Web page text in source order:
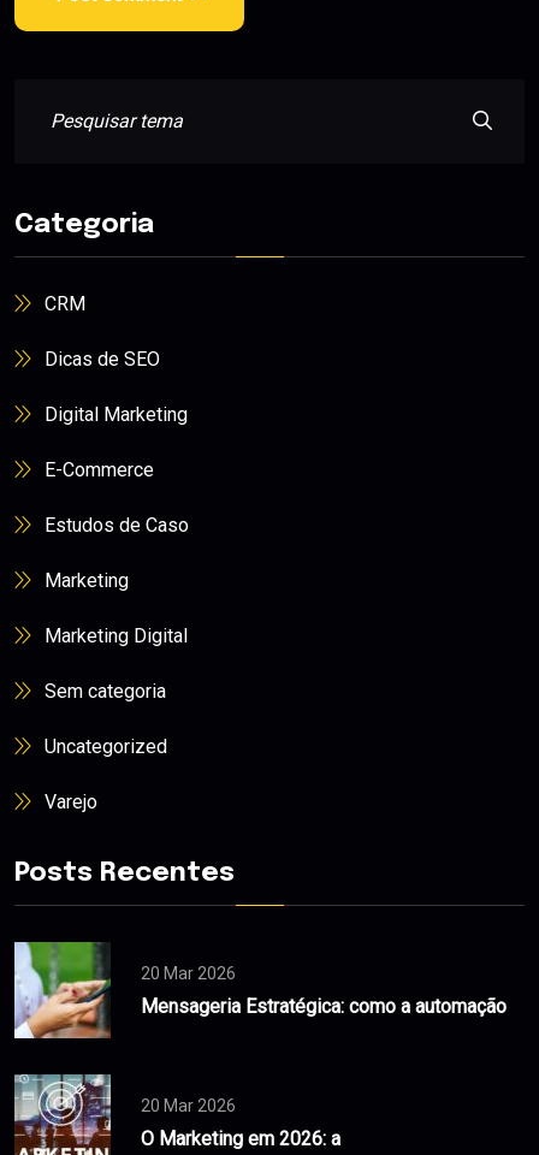
Categoria
CRM
Dicas de SEO
Digital Marketing
E-Commerce
Estudos de Caso
Marketing
Marketing Digital
Sem categoria
Uncategorized
Varejo
Posts Recentes
20 Mar 2026
Mensageria Estratégica: como a automação
20 Mar 2026
O Marketing em 2026: a